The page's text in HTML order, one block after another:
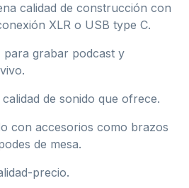
calidad de construcción con
XLR o USB type C.
para grabar podcast y
de sonido que ofrece.
con accesorios como brazos
de mesa.
precio.